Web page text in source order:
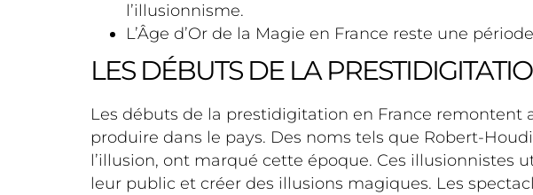
l’illusionnisme.
L’Âge d’Or de la Magie en France reste une
LES DÉBUTS DE LA
Les débuts de la prestidigitation en France remontent
produire dans le pays. Des noms tels que Robert-
l’illusion, ont marqué cette époque. Ces
leur public et créer des illusions magiques. Les